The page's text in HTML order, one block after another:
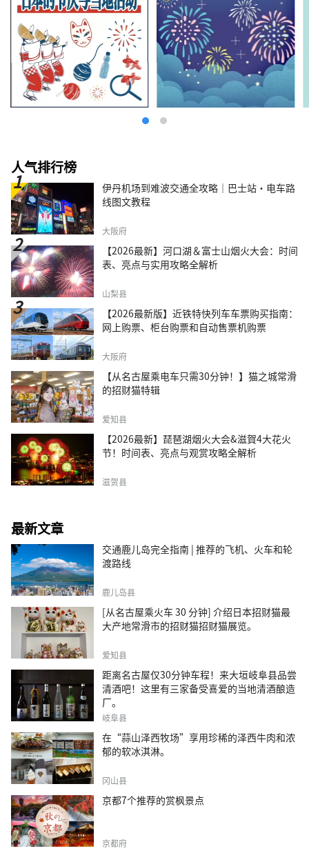
人气排行榜
伊丹机场到难波交通全攻略｜巴士站・电车路
线图文教程
大阪府
【2026最新】河口湖＆富士山烟火大会：时间
表、亮点与实用攻略全解析
山梨县
【2026最新版】近铁特快列车车票购买指南：
网上购票、柜台购票和自动售票机购票
大阪府
【从名古屋乘电车只需30分钟！】猫之城常滑
的招财猫特辑
爱知县
【2026最新】琵琶湖烟火大会&滋賀4大花火
节！时间表、亮点与观赏攻略全解析
滋贺县
最新文章
交通鹿儿岛完全指南 | 推荐的飞机、火车和轮
渡路线
鹿儿岛县
[从名古屋乘火车 30 分钟] 介绍日本招财猫最
大产地常滑市的招财猫招财猫展览。
爱知县
距离名古屋仅30分钟车程！来大垣岐阜县品尝
清酒吧！这里有三家备受喜爱的当地清酒酿造
厂。
岐阜县
在“蒜山泽西牧场”享用珍稀的泽西牛肉和浓
郁的软冰淇淋。
冈山县
京都7个推荐的赏枫景点
京都府